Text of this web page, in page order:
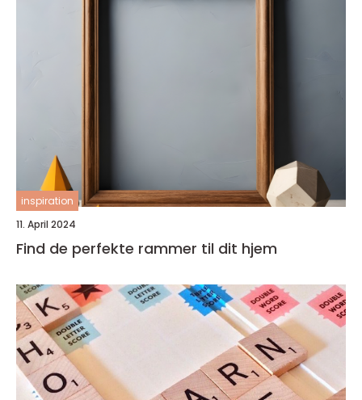
inspiration
11. April 2024
Find de perfekte rammer til dit hjem